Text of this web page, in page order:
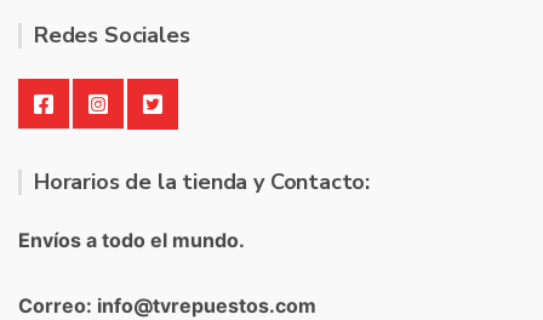
Redes Sociales
Horarios de la tienda y Contacto:
Envíos a todo el mundo.
Correo: info@tvrepuestos.com